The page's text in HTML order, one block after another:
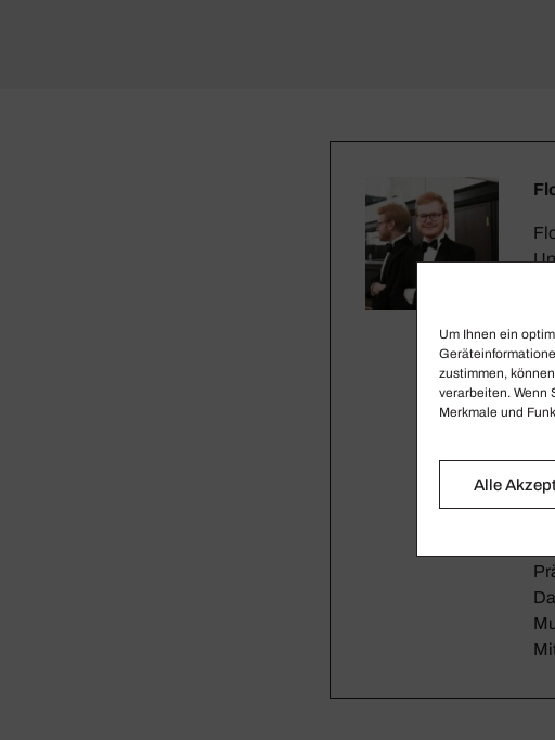
Um Ihnen ein
zustimmen,
verarbeiten. Wenn
Merkmale und
Alle